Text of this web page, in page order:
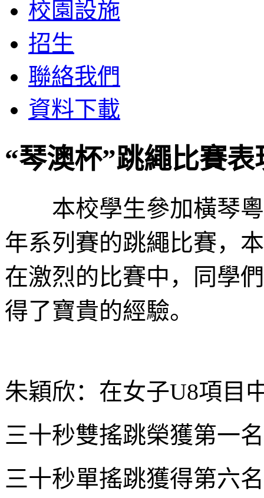
校園設施
招生
聯絡我們
資料下載
“琴澳杯”跳繩比賽表
本校學生參加橫琴粵
年系列賽的跳繩比賽，
在激烈的比賽中，同學
得了寶貴的經驗。
朱穎欣：在女子U8項目
三十秒雙搖跳榮獲第一名
三十秒單搖跳獲得第六名